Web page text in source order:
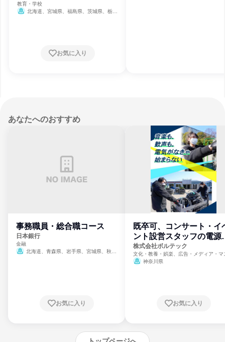
教育・学校
北海道、宮城県、福島県、茨城県、栃木
川県、福岡県、熊本県
お気に入り
あなたへのおすすめ
事務職員・総合職コース
日本銀行
金融
北海道、青森県、岩手県、宮城県、秋田
崎県、熊本県、大分県、宮崎県、鹿児島県、
お気に入り
既卒可、コンサート・イ
ント設営スタッフの電源
門
株式会社ボルテック
文化・教養・娯楽、広告・メディア・マ
ミ、電力・ガス・水道・エネルギー
神奈川県
お気に入り